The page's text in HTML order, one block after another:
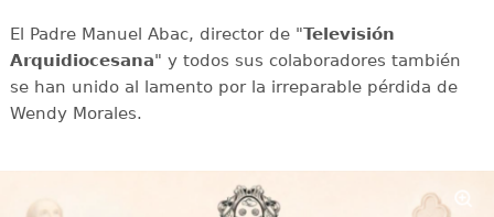
El Padre Manuel Abac, director de "Televisión
Arquidiocesana" y todos sus colaboradores también
se han unido al lamento por la irreparable pérdida de
Wendy Morales.